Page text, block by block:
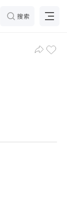
搜索
补习推介